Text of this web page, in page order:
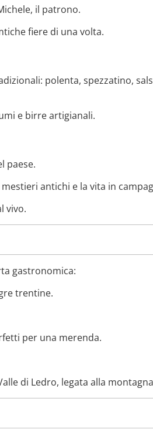
il patrono.
fiere di una volta.
polenta, spezzatino,
e birre artigianali.
paese.
antichi e la vita in
vivo.
gastronomica:
trentine.
per una merenda.
di Ledro, legata alla